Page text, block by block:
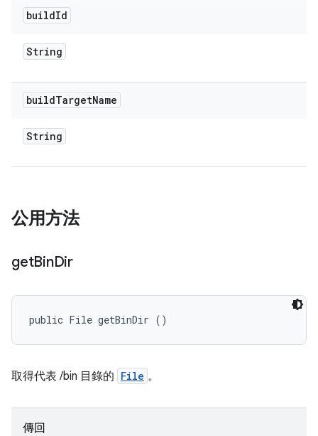
buildId
String
buildTargetName
String
公用方法
getBinDir
public File getBinDir ()
取得代表 /bin 目錄的 File 。
傳回